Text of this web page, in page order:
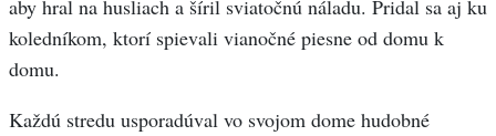
aby hral na husliach a šíril sviatočnú náladu. Pridal sa aj ku
koledníkom, ktorí spievali vianočné piesne od domu k
domu.
Každú stredu usporadúval vo svojom dome hudobné